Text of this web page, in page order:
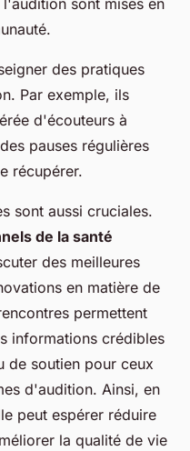
sont mises en
des pratiques
Par exemple, ils
d'écouteurs à
pauses régulières
récupérer.
sont aussi cruciales.
de la santé
des meilleures
en matière de
permettent
informations crédibles
de soutien pour ceux
d'audition. Ainsi, en
peut espérer réduire
la qualité de vie